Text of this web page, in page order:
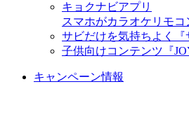
キョクナビアプリ
スマホがカラオケリモコ
サビだけを気持ちよく『
子供向けコンテンツ『
キャンペーン情報